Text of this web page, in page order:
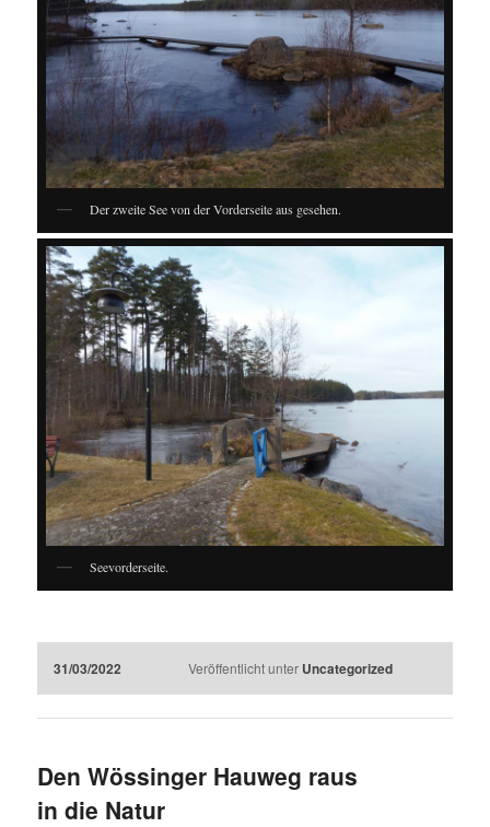
Der zweite See von der Vorderseite aus gesehen.
Seevorderseite.
31/03/2022 Veröffentlicht unter Uncategorized
Den Wössinger Hauweg raus
in die Natur